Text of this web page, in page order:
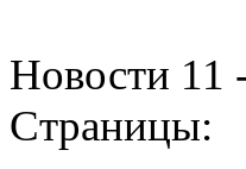
Новости 11
Страницы: